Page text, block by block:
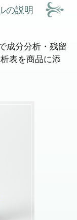
の説明
成分分析・残留
表を商品に添